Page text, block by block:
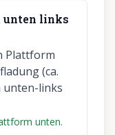
unten links
Plattform
(ca.
unten-links
unten.